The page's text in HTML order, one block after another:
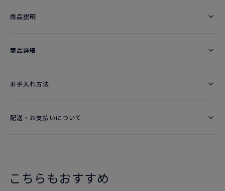
商品説明
商品詳細
お手入れ方法
配送・お支払いについて
こちらもおすすめ